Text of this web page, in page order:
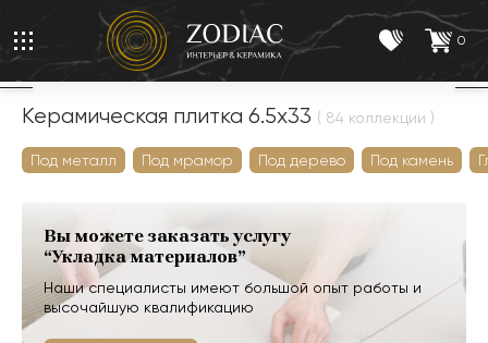
0
Керамическая плитка 6.5x33 ( 84 коллекции )
Под металл Под мрамор Под дерево Под камень
Вы можете заказать услугу
“Укладка материалов”
Наши специалисты имеют большой опыт работы и
высочайшую квалификацию